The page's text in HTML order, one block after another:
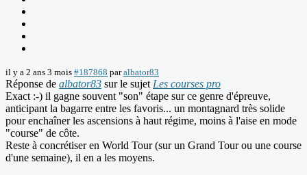
il y a 2 ans 3 mois #187868 paralbator83
Réponse de albator83 sur le sujet Les courses pro
Exact :-) il gagne souvent "son" étape sur ce genre d'épreuve,
anticipant la bagarre entre les favoris... un montagnard très solide
pour enchaîner les ascensions à haut régime, moins à l'aise en mode
"course" de côte.
Reste à concrétiser en World Tour (sur un Grand Tour ou une course
d'une semaine), il en a les moyens.